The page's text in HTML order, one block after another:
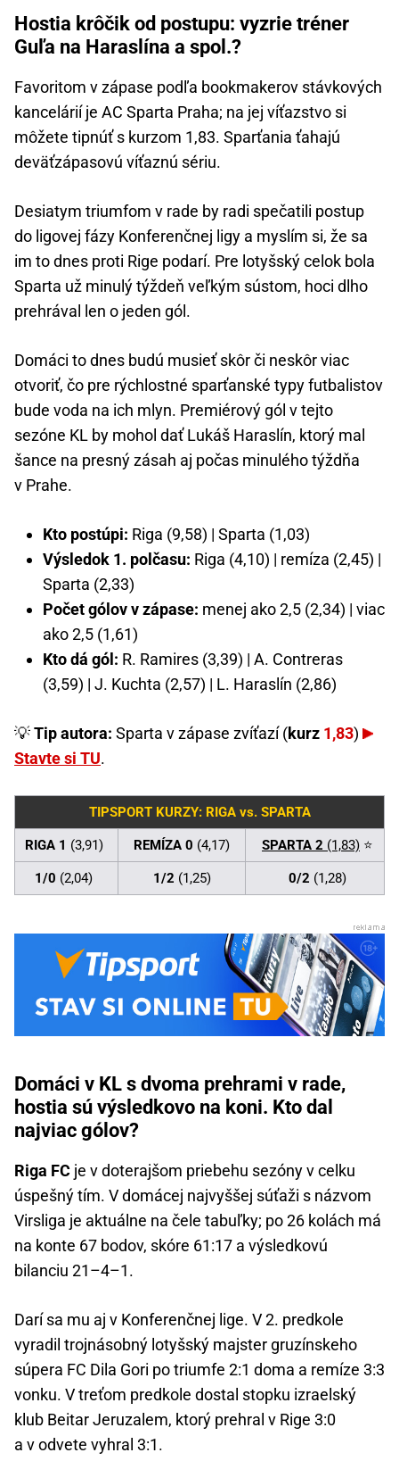
Hostia krôčik od postupu: vyzrie tréner
Guľa na Haraslína a spol.?
Favoritom v zápase podľa bookmakerov stávkových
kancelárií je AC Sparta Praha; na jej víťazstvo si
môžete tipnúť s kurzom 1,83. Sparťania ťahajú
deväťzápasovú víťaznú sériu.
Desiatym triumfom v rade by radi spečatili postup
do ligovej fázy Konferenčnej ligy a myslím si, že sa
im to dnes proti Rige podarí. Pre lotyšský celok bola
Sparta už minulý týždeň veľkým sústom, hoci dlho
prehrával len o jeden gól.
Domáci to dnes budú musieť skôr či neskôr viac
otvoriť, čo pre rýchlostné sparťanské typy futbalistov
bude voda na ich mlyn. Premiérový gól v tejto
sezóne KL by mohol dať Lukáš Haraslín, ktorý mal
šance na presný zásah aj počas minulého týždňa
v Prahe.
Kto postúpi: Riga (9,58) | Sparta (1,03)
Výsledok 1. polčasu: Riga (4,10) | remíza (2,45) |
Sparta (2,33)
Počet gólov v zápase: menej ako 2,5 (2,34) | viac
ako 2,5 (1,61)
Kto dá gól: R. Ramires (3,39) | A. Contreras
(3,59) | J. Kuchta (2,57) | L. Haraslín (2,86)
💡Tip autora: Sparta v zápase zvíťazí (kurz 1,83)
Stavte si TU.
TIPSPORT KURZY: RIGA vs. SPARTA
RIGA 1 (3,91) REMÍZA 0 (4,17) SPARTA 2 (1,83) ⭐
1/0 (2,04) 1/2 (1,25) 0/2 (1,28)
Domáci v KL s dvoma prehrami v rade,
hostia sú výsledkovo na koni. Kto dal
najviac gólov?
Riga FC je v doterajšom priebehu sezóny v celku
úspešný tím. V domácej najvyššej súťaži s názvom
Virsliga je aktuálne na čele tabuľky; po 26 kolách má
na konte 67 bodov, skóre 61:17 a výsledkovú
bilanciu 21–4–1.
Darí sa mu aj v Konferenčnej lige. V 2. predkole
vyradil trojnásobný lotyšský majster gruzínskeho
súpera FC Dila Gori po triumfe 2:1 doma a remíze 3:3
vonku. V treťom predkole dostal stopku izraelský
klub Beitar Jeruzalem, ktorý prehral v Rige 3:0
a v odvete vyhral 3:1.